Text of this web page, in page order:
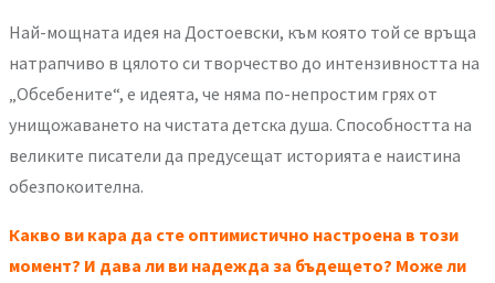
Най-мощната идея на Достоевски, към която той се връща
натрапчиво в цялото си творчество до интензивността на
„Обсебените“, е идеята, че няма по-непростим грях от
унищожаването на чистата детска душа. Способността на
великите писатели да предусещат историята е наистина
обезпокоителна.
Какво ви кара да сте оптимистично настроена в този
момент? И дава ли ви надежда за бъдещето? Може ли